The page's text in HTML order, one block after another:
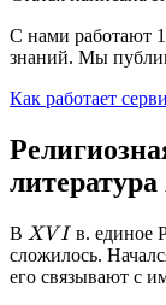
С нами работают
знаний. Мы
Как работает
В XVI
в. единое
сложилось.
его связывают с